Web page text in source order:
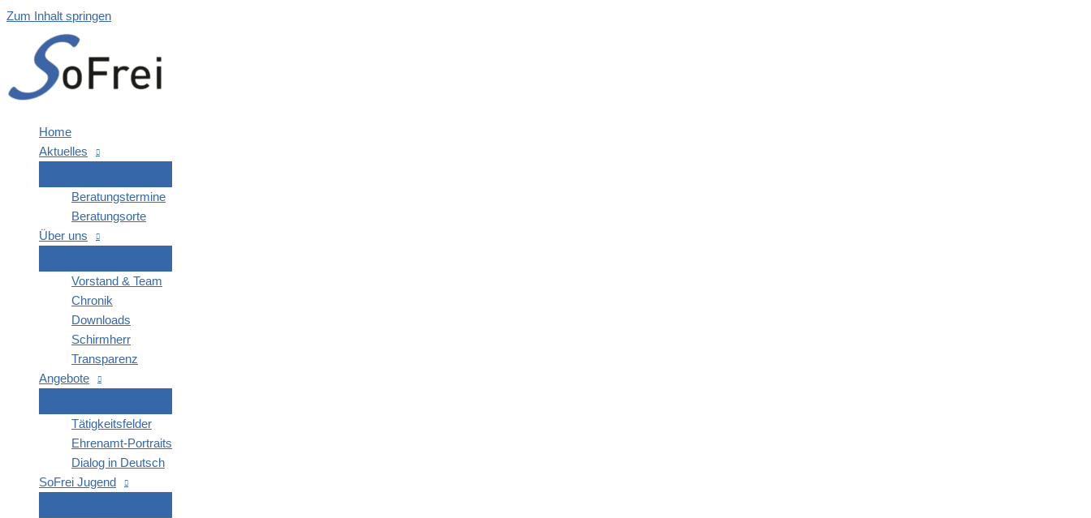
Zum Inhalt springen
Home
Aktu­el­les
Bera­tungs­ter­mi­ne
Bera­tungs­or­te
Über uns
Vor­stand & Team
Chro­nik
Down­loads
Schirm­herr
Trans­pa­renz
Ange­bo­te
Tätig­keits­fel­der
Ehren­amt-Por­­traits
Dia­log in Deutsch
SoFrei Jugend